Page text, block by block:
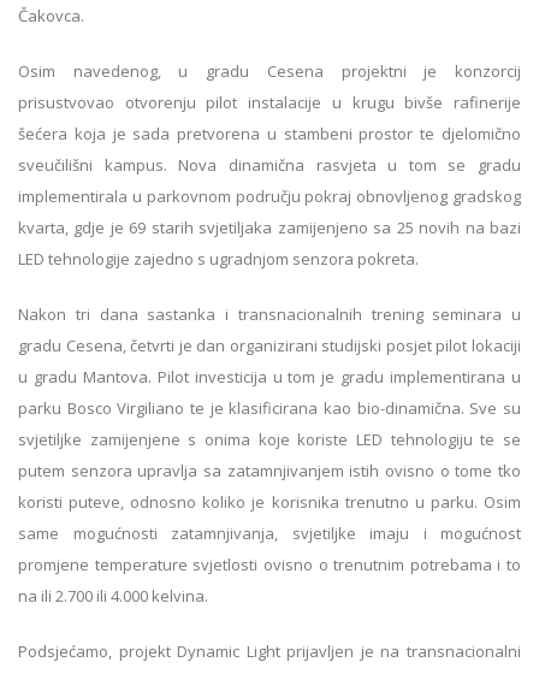
Čakovca.
Osim navedenog, u gradu Cesena projektni je konzorcij
prisustvovao otvorenju pilot instalacije u krugu bivše rafinerije
šećera koja je sada pretvorena u stambeni prostor te djelomično
sveučilišni kampus. Nova dinamična rasvjeta u tom se gradu
implementirala u parkovnom području pokraj obnovljenog gradskog
kvarta, gdje je 69 starih svjetiljaka zamijenjeno sa 25 novih na bazi
LED tehnologije zajedno s ugradnjom senzora pokreta.
Nakon tri dana sastanka i transnacionalnih trening seminara u
gradu Cesena, četvrti je dan organizirani studijski posjet pilot lokaciji
u gradu Mantova. Pilot investicija u tom je gradu implementirana u
parku Bosco Virgiliano te je klasificirana kao bio-dinamična. Sve su
svjetiljke zamijenjene s onima koje koriste LED tehnologiju te se
putem senzora upravlja sa zatamnjivanjem istih ovisno o tome tko
koristi puteve, odnosno koliko je korisnika trenutno u parku. Osim
same mogućnosti zatamnjivanja, svjetiljke imaju i mogućnost
promjene temperature svjetlosti ovisno o trenutnim potrebama i to
na ili 2.700 ili 4.000 kelvina.
Podsjećamo, projekt Dynamic Light prijavljen je na transnacionalni